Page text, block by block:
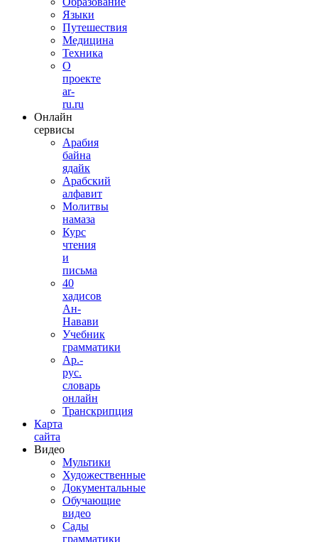
Языки
Путешествия
Медицина
Техника
О
проекте
ar-
ru.ru
Онлайн
сервисы
Арабия
байна
ядайк
Арабский
алфавит
Молитвы
намаза
Курс
чтения
и
письма
40
хадисов
Ан-
Навави
Учебник
грамматики
Ар.-
рус.
словарь
онлайн
Транскрипция
Карта
сайта
Видео
Мультики
Художественные
Документальные
Обучающие
видео
Сады
грамматики